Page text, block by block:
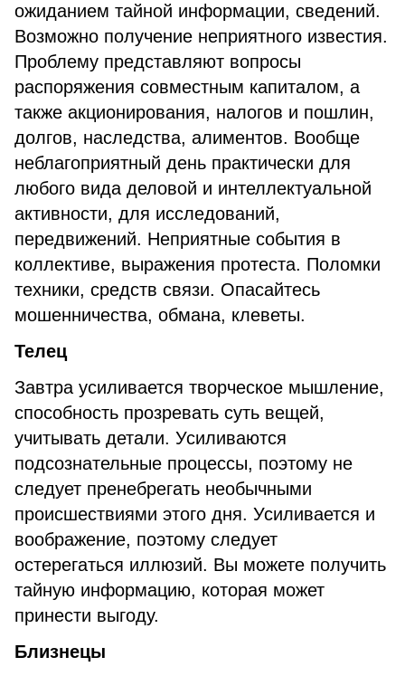
ожиданием тайной информации, сведений.
Возможно получение неприятного известия.
Проблему представляют вопросы
распоряжения совместным капиталом, а
также акционирования, налогов и пошлин,
долгов, наследства, алиментов. Вообще
неблагоприятный день практически для
любого вида деловой и интеллектуальной
активности, для исследований,
передвижений. Неприятные события в
коллективе, выражения протеста. Поломки
техники, средств связи. Опасайтесь
мошенничества, обмана, клеветы.
Телец
Завтра усиливается творческое мышление,
способность прозревать суть вещей,
учитывать детали. Усиливаются
подсознательные процессы, поэтому не
следует пренебрегать необычными
происшествиями этого дня. Усиливается и
воображение, поэтому следует
остерегаться иллюзий. Вы можете получить
тайную информацию, которая может
принести выгоду.
Близнецы